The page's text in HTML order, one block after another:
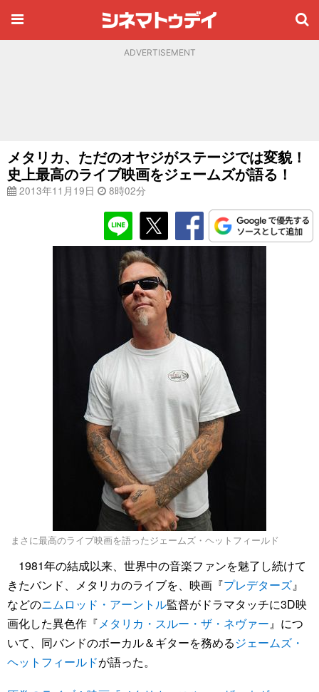
ADVERTISEMENT
メタリカ、ただのオヤジがステージでは変貌！
史上最高のライブ映画をジェームズが語る！
2013年11月19日 8時02分
まさに最高のライブ映画を語ったジェームズ・ヘットフィールド
1981年の結成以来、世界中の音楽ファンを魅了し続けて
きたバンド、メタリカのライブを、映画『プレデターズ』
などのニムロッド・アーントル監督がドラマタッチに3D映
画化した異色作『メタリカ・スルー・ザ・ネヴァー』につ
いて、同バンドのボーカル＆ギターを務めるジェームズ・
ヘットフィールドが語った。